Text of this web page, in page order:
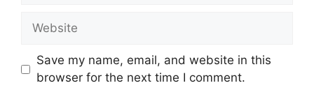
Website
Save my name, email, and website in this
browser for the next time I comment.